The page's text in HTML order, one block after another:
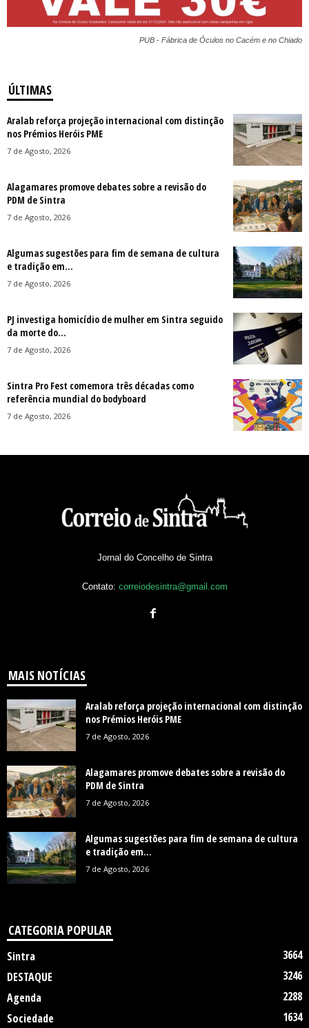
PUB - Fábrica de Óculos no Cacém e no Chiado
ÚLTIMAS
Aralab reforça projeção internacional com distinção
nos Prémios Heróis PME
7 de Agosto, 2026
Alagamares promove debates sobre a revisão do
PDM de Sintra
7 de Agosto, 2026
Algumas sugestões para fim de semana de cultura
e tradição em...
7 de Agosto, 2026
PJ investiga homicídio de mulher em Sintra seguido
da morte do...
7 de Agosto, 2026
Sintra Pro Fest comemora três décadas como
referência mundial do bodyboard
7 de Agosto, 2026
Jornal do Concelho de Sintra
Contato: correiodesintra@gmail.com
MAIS NOTÍCIAS
Aralab reforça projeção internacional com distinção
nos Prémios Heróis PME
7 de Agosto, 2026
Alagamares promove debates sobre a revisão do
PDM de Sintra
7 de Agosto, 2026
Algumas sugestões para fim de semana de cultura
e tradição em...
7 de Agosto, 2026
CATEGORIA POPULAR
Sintra
3664
DESTAQUE
3246
Agenda
2288
Sociedade
1634